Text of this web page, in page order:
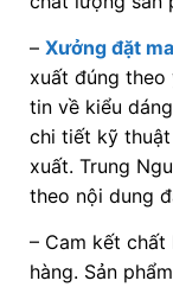
– Xưởng đặt
xuất đúng theo
tin về kiểu
chi tiết kỹ
xuất. Trung
theo nội dung
– Cam kết
hàng. Sản